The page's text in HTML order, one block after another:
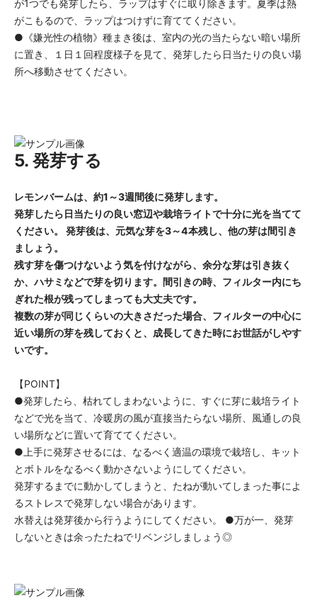
が1つでも発芽したら、ラップはすぐに取り除きます。夏季は熱
がこもるので、ラップはつけずに育ててください。
●《嫌光性の植物》種まき後は、室内の光の当たらない暗い場所
に置き、１日１回程度様子を見て、発芽したら日当たりの良い場
所へ移動させてください。
5. 発芽する
レモンバームは、約1～3週間後に発芽します。
発芽したら日当たりの良い窓辺や栽培ライトで十分に光を当てて
ください。 発芽後は、元気な芽を3～4本残し、他の芽は間引き
ましょう。
残す芽を傷つけないよう気を付けながら、余分な芽は引き抜く
か、ハサミなどで芽を切ります。間引きの時、フィルター内にち
ぎれた根が残ってしまっても大丈夫です。
複数の芽が同じくらいの大きさだった場合、フィルターの中心に
近い場所の芽を残しておくと、成長してきた時にお世話がしやす
いです。
【POINT】
●発芽したら、枯れてしまわないように、すぐに芽に栽培ライト
などで光を当て、冷暖房の風が直接当たらない場所、風通しの良
い場所などに置いて育ててください。
●上手に発芽させるには、なるべく適温の環境で栽培し、キット
とボトルをなるべく動かさないようにしてください。
発芽するまでに動かしてしまうと、たねが動いてしまった事によ
るストレスで発芽しない場合があります。
水替えは発芽後から行うようにしてください。 ●万が一、発芽
しないときは余ったたねでリベンジしましょう◎